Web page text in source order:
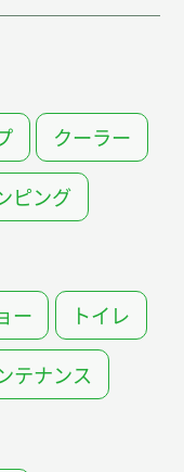
クーラー
ピング
ー トイレ
テナンス